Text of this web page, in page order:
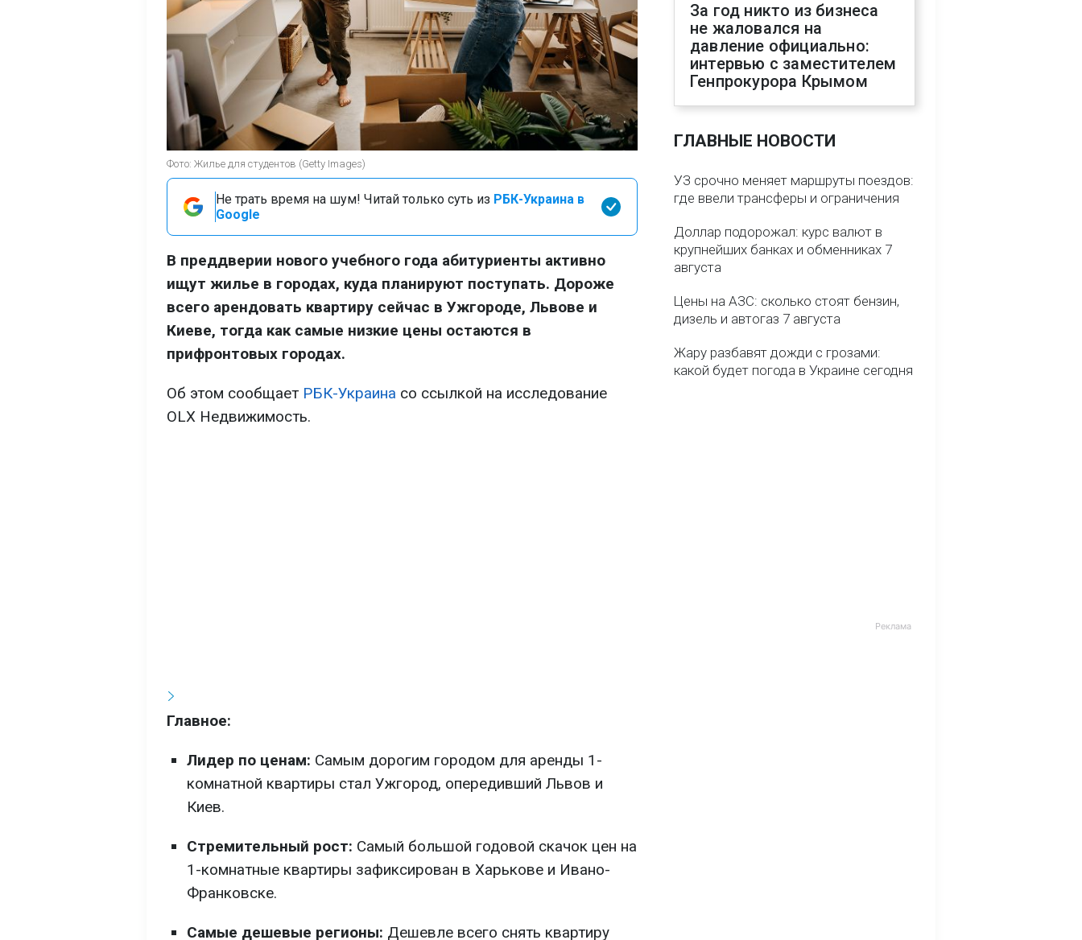
Фото: Жилье для студентов (Getty Images)
Не трать время на шум! Читай только суть из РБК-Украина в
Google
В преддверии нового учебного года абитуриенты активно
ищут жилье в городах, куда планируют поступать. Дороже
всего арендовать квартиру сейчас в Ужгороде, Львове и
Киеве, тогда как самые низкие цены остаются в
прифронтовых городах.
Об этом сообщает РБК-Украина со ссылкой на исследование
OLX Недвижимость.
Главное:
Лидер по ценам: Самым дорогим городом для аренды 1-
комнатной квартиры стал Ужгород, опередивший Львов и
Киев.
Стремительный рост: Самый большой годовой скачок цен на
1-комнатные квартиры зафиксирован в Харькове и Ивано-
Франковске.
Самые дешевые регионы: Дешевле всего снять квартиру
За год никто из бизнеса
не жаловался на
давление официально:
интервью с заместителем
Генпрокурора Крымом
ГЛАВНЫЕ НОВОСТИ
УЗ срочно меняет маршруты поездов:
где ввели трансферы и ограничения
Доллар подорожал: курс валют в
крупнейших банках и обменниках 7
августа
Цены на АЗС: сколько стоят бензин,
дизель и автогаз 7 августа
Жару разбавят дожди с грозами:
какой будет погода в Украине сегодня